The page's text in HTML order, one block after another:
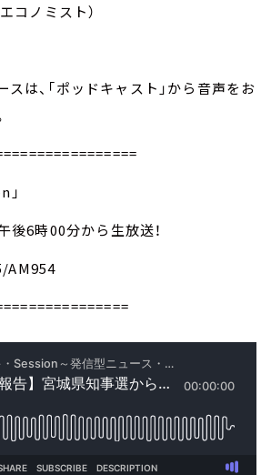
コノミスト）
は、「ポッドキャスト」から音声をお
」
後6時00分から生放送！
AM954